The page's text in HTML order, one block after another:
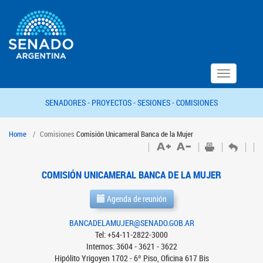
Toggle
navigation
SENADORES - PROYECTOS -SESIONES -COMISIONES
Home Comisiones Comisión Unicameral Banca de la Mujer
COMISIÓN UNICAMERAL BANCA DE LA MUJER
Agenda de reunión
BANCADELAMUJER@SENADO.GOB.AR
Tel: +54-11-2822-3000
Internos: 3604 - 3621 - 3622
Hipólito Yrigoyen 1702 - 6º Piso, Oficina 617 Bis